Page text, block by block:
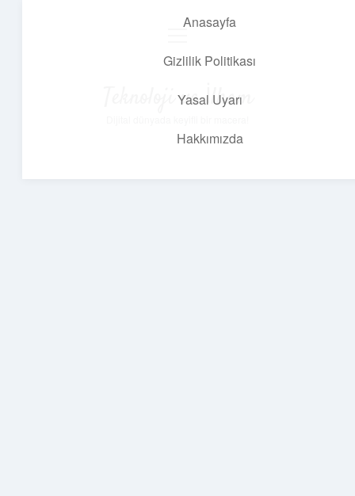
Anasayfa
Gizlilik Politikası
Yasal Uyarı
Hakkımızda
Teknoloji ve İlham